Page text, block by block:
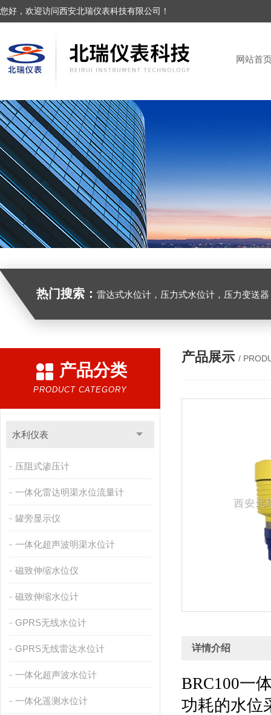
您好，欢迎访问西安北瑞仪表科技有限公司！
网站首
热门搜索： 雷达式水位计，压力式水位计，压力变送器
产品分类
PRODUCT CATEGORY
水利仪表
压阻式渗压计
一体化雷达明渠水位流量计
罐旁显示仪
一体化超声波明渠水位计
磁致伸缩水位仪
磁致伸缩水位计
GPRS无线水位计
GPRS无线雷达水位计
一体化超声波水位计
一体化遥测水位计
产品展示 /
详情介绍
BRC100一
功耗的水位